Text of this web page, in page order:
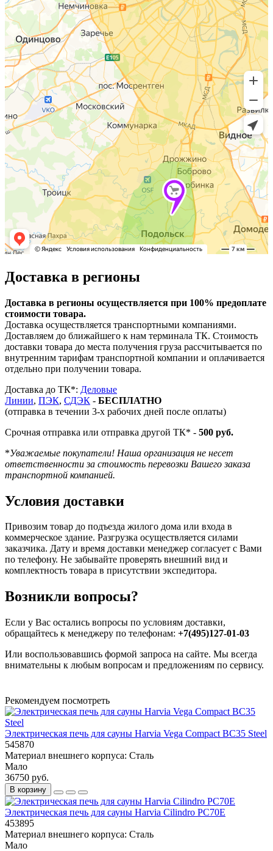
Доставка в регионы
Доставка в регионы осуществляется при 100% предоплате
стоимости товара.
Доставка осуществляется транспортными компаниями.
Доставляем до ближайшего к нам терминала ТК. Стоимость
доставки товара до места получения груза рассчитывается по
внутренним тарифам транспортной компании и оплачивается
отдельно при получении товара.
Доставка до ТК*: Деловые
Линии, ПЭК, СДЭК - БЕСПЛАТНО
(отправка в течении 3-х рабочих дней после оплаты)
Срочная отправка или отправка другой ТК* - 500 руб.
*Уважаемые покупатели! Наша организация не несет
ответственности за стоимость перевозки Вашего заказа
транспортной компанией.
Условия доставки
Привозим товар до подъезда жилого дома или входа в
коммерческое здание. Разгрузка осуществляется силами
заказчика. Дату и время доставки менеджер согласует с Вами
по телефону. Не забывайте проверять внешний вид и
комплектность товара в присутствии экспедитора.
Возникли вопросы?
Если у Вас остались вопросы по условиям доставки,
обращайтесь к менеджеру по телефонам: +7(495)127-01-03
Или воспользовавшись формой запроса на сайте. Мы всегда
внимательны к любым вопросам и предложениям по сервису.
Рекомендуем посмотреть
Электрическая печь для сауны Harvia Vega Compact BC35 Steel
545870
Материал внешнего корпуса: Сталь
Мало
36750 руб.
В корзину
Электрическая печь для сауны Harvia Cilindro PC70E
453895
Материал внешнего корпуса: Сталь
Мало